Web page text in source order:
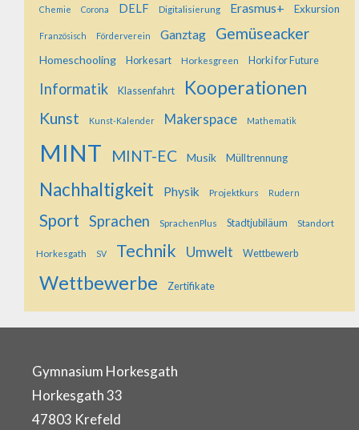
Chemie Corona DELF Digitalisierung Erasmus+ Exkursion
Französisch Förderverein Ganztag Gemüseacker
Homeschooling Horkesart Horkesgreen Horki for Future
Informatik Klassenfahrt Kooperationen
Kunst Kunst-Kalender Makerspace Mathematik
MINT MINT-EC Musik Mülltrennung
Nachhaltigkeit Physik Projektkurs Rudern
Sport Sprachen SprachenPlus Stadtjubiläum Standort
Horkesgath SV Technik Umwelt Wettbewerb
Wettbewerbe Zertifikate
Gymnasium Horkesgath
Horkesgath 33
47803 Krefeld